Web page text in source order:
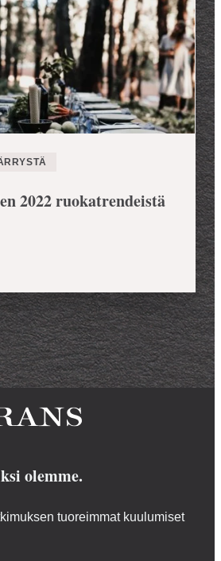
2022 ruokatrendeistä
olemme.
tuoreimmat kuulumiset